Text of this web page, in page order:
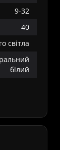
9-32
40
світла
білий